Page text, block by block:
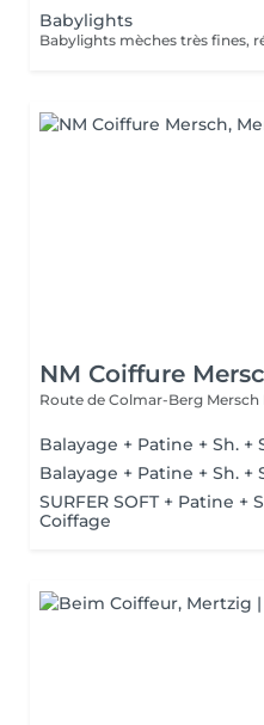
Babylights
NM Coiffure
Route de Colmar-Berg Mersch
Balayage + Patine + Sh. +
Balayage + Patine + Sh. +
SURFER SOFT + Patine +
Coiffage